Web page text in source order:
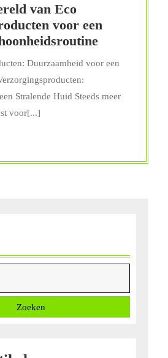
van Eco
voor een
Ontdek
Eco
Duurzame
Duurzaamheid voor een
Stralende Huid Steeds meer
voor[...]
Zoeken